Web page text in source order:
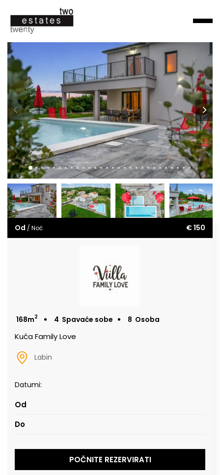
Od / Noć € 150
168m2 4 Spavaće sobe 8 Osoba
Kuća Family Love
Labin
Datumi:
POČNITE REZERVIRATI